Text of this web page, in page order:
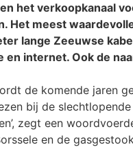
het verkoopkanaal
Het meest
lange Zeeuwse
en internet. Ook de
de komende jaren
bij de slechtlopende
zegt een
en de